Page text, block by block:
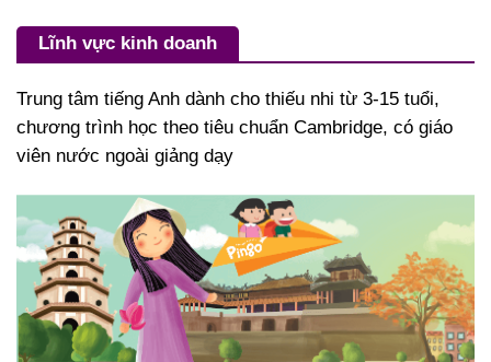
Lĩnh vực kinh doanh
Trung tâm tiếng Anh dành cho thiếu nhi từ 3-15 tuổi,
chương trình học theo tiêu chuẩn Cambridge, có giáo
viên nước ngoài giảng dạy